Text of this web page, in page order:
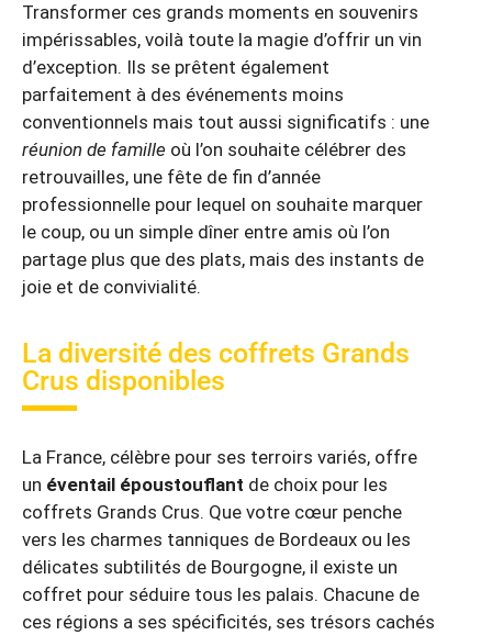
Transformer ces grands moments en souvenirs
impérissables, voilà toute la magie d’offrir un vin
d’exception. Ils se prêtent également
parfaitement à des événements moins
conventionnels mais tout aussi significatifs : une
réunion de famille où l’on souhaite célébrer des
retrouvailles, une fête de fin d’année
professionnelle pour lequel on souhaite marquer
le coup, ou un simple dîner entre amis où l’on
partage plus que des plats, mais des instants de
joie et de convivialité.
La diversité des coffrets Grands
Crus disponibles
La France, célèbre pour ses terroirs variés, offre
un éventail époustouflant de choix pour les
coffrets Grands Crus. Que votre cœur penche
vers les charmes tanniques de Bordeaux ou les
délicates subtilités de Bourgogne, il existe un
coffret pour séduire tous les palais. Chacune de
ces régions a ses spécificités, ses trésors cachés